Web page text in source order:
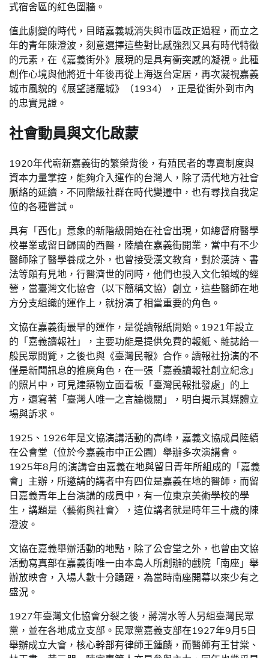
式宿舍區的紅色圍牆。
值此劇變的時代，目睹嘉義城消失與市區改正過程，而立之
年的青年陳澄波，刻意選擇這些對比感強烈又具有時代特徵
的元素，在《嘉義街外》展現的是具有衝突感的凝視。此種
創作心境與他將近十年後再從上海返台定居，再次凝視嘉義
城市風貌的《展望諸羅城》（1934），正是從街外到市內
的忠實見證。
社會動員與文化啟蒙
1920年代嶄新嘉義街的繁榮背後，有殖民者的專賣制度與
資本力量掌控，能夠介入運作的台灣人，除了清代地方社會
脈絡的延續，不同階級社群在時代變遷中，也有尋找自我定
位的各種嘗試。
具有「西化」意象的新階級開始在社會出現，如總督府醫學
校畢業或留日歸國的西醫，陸續在嘉義街開業，當中有不少
醫師除了醫學養成之外，也曾接受漢文教育，對於漢詩、書
法等頗有見地，行醫濟世的同時，他們也投入文化領域的經
營，當臺灣文化協會（以下簡稱文協）創立，這些醫師在地
方分支組織的運作上，就扮演了相當重要的角色。
文協在嘉義街最早的運作，是從讀報紙開始。1921年設立
的「嘉義讀報社」，主要功能是提供免費的報紙、雜誌給一
般民眾閱覽，之後也與《臺灣民報》合作。讀報社扮演的不
僅是新聞訊息的推廣角色，在一張「嘉義讀報社創立紀念」
的照片中，可見建築物立面看板「臺灣民報批發處」的上
方，還寫著「臺灣人唯一之言論機關」，明白揭示其媒體立
場與訴求。
1925、1926年是文協演講活動的高峰，嘉義文協成員陸續
在公會堂（位於今嘉義市中正公園）舉辦多次演講會。
1925年8月的演講會由嘉義在地與留日青年所組成的「嘉義
會」主辦，所邀請的講者中有四位是嘉義在地的醫師，而留
日嘉義青年上台演講的成員中，有一位東京美術學校的學
生，講題是〈藝術與社會〉，這位講者就是時年三十歲的陳
澄波。
文協在嘉義舉辦活動的地點，除了公會堂之外，也曾由文協
活動寫真部在嘉義街唯一由本島人所創辦的戲院「南座」舉
辦放映會，入場人數十分踴躍，為當時南座開幕以來少有之
盛況。
1927年臺灣文化協會分裂之後，蔣渭水等人另組臺灣民眾
黨，並在各地成立支部。民眾黨嘉義支部在1927年9月5日
舉辦成立大會，核心幹部有律師王鍾麟，而醫師有王甘棠、